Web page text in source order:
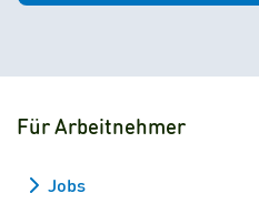
Für Arbeitnehmer
Jobs